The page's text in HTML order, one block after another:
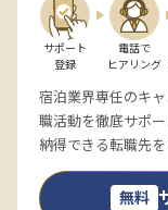
サポート
登録
電話で
ヒアリング
宿泊業界専任のキ
職活動を徹底サポー
納得できる転職先を
無料